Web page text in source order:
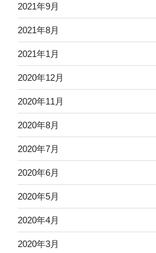
2021年9月
2021年8月
2021年1月
2020年12月
2020年11月
2020年8月
2020年7月
2020年6月
2020年5月
2020年4月
2020年3月